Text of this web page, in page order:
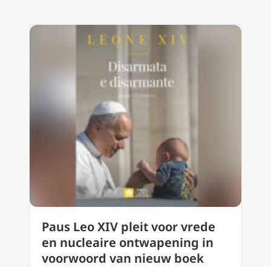
Paus Leo XIV pleit voor vrede
en nucleaire ontwapening in
voorwoord van nieuw boek